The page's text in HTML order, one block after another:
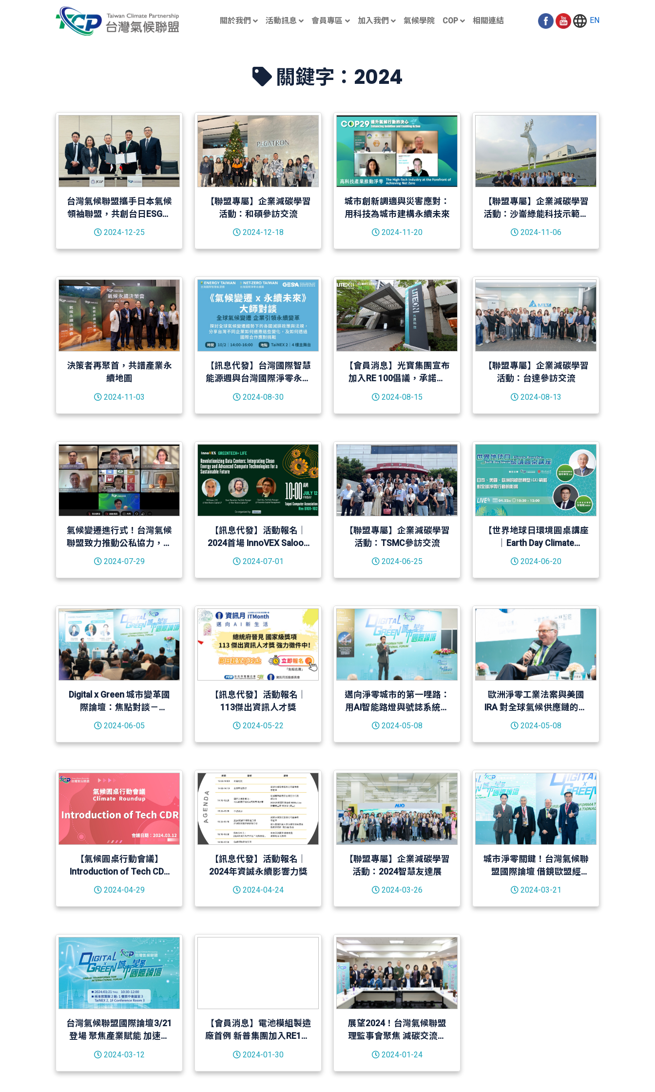
關於我們 活動訊息 會員專區 加入我們 氣候學院 COP 相關連結 EN
關鍵字：2024
台灣氣候聯盟攜手日本氣候
領袖聯盟，共創台日ESG合
作新篇章
2024-12-25
【聯盟專屬】企業減碳學習
活動：和碩參訪交流
2024-12-18
城市創新調適與災害應對：
用科技為城市建構永續未來
2024-11-20
【聯盟專屬】企業減碳學習
活動：沙崙綠能科技示範場
域
2024-11-06
決策者再聚首，共譜產業永
續地圖
2024-11-03
【訊息代發】台灣國際智慧
能源週與台灣國際淨零永續
展｜系列論壇
2024-08-30
【會員消息】光寶集團宣布
加入RE 100倡議，承諾於
2040達到100%使用再生能
2024-08-15
【聯盟專屬】企業減碳學習
活動：台達參訪交流
2024-08-13
氣候變遷進行式！台灣氣候
聯盟致力推動公私協力，助
企業與政府共創雙贏淨零目
2024-07-29
【訊息代發】活動報名｜
2024首場 InnoVEX Saloon
2024-07-01
【聯盟專屬】企業減碳學習
活動：TSMC參訪交流
2024-06-25
【世界地球日環境圓桌講座
｜Earth Day Climate
Roundup】日美歐GX戰略
對全球淨零行動的影響－
20240422
2024-06-20
Digital x Green 城市變革國
際論壇：焦點對談－
20240321
2024-06-05
【訊息代發】活動報名｜
113傑出資訊人才獎
2024-05-22
邁向淨零城市的第一哩路：
用AI智能路燈與號誌系統，
釋放城市減碳潛能－
2024-05-08
歐洲淨零工業法案與美國
IRA 對全球氣候供應鏈的影
響－20240321
2024-05-08
【氣候圓桌行動會議】
Introduction of Tech CDR
－20240312
2024-04-29
【訊息代發】活動報名｜
2024年資誠永續影響力獎
2024-04-24
【聯盟專屬】企業減碳學習
活動：2024智慧友達展
2024-03-26
城市淨零關鍵！台灣氣候聯
盟國際論壇 借鏡歐盟經
驗，助力產業拓新局
2024-03-21
台灣氣候聯盟國際論壇3/21
登場 聚焦產業賦能 加速城
市綠色變革
2024-03-12
【會員消息】電池模組製造
廠首例 新普集團加入RE100
承諾2040年100%使用再生
2024-01-30
展望2024！台灣氣候聯盟
理監事會聚焦 減碳交流、
議和溝通、國際鏈結三管齊
2024-01-24